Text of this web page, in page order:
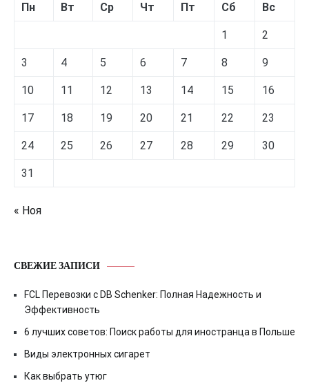
Пн Вт Ср Чт Пт Сб Вс
1 2
3 4 5 6 7 8 9
10 11 12 13 14 15 16
17 18 19 20 21 22 23
24 25 26 27 28 29 30
31
« Ноя
СВЕЖИЕ ЗАПИСИ
FCL Перевозки с DB Schenker: Полная Надежность и
Эффективность
6 лучших советов: Поиск работы для иностранца в Польше
Виды электронных сигарет
Как выбрать утюг